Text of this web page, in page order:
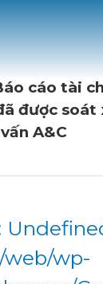
cáo tài
được
A&C
web/wp-